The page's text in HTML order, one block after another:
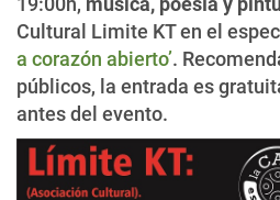
Cultural Limite KT en el
a corazón abierto’.
públicos, la entrada es
antes del evento.